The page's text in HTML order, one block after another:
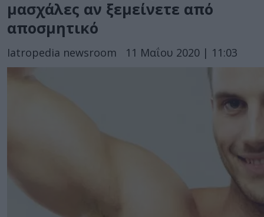
μασχάλες αν ξεμείνετε από
αποσμητικό
Iatropedia newsroom 11 Μαΐου 2020 | 11:03